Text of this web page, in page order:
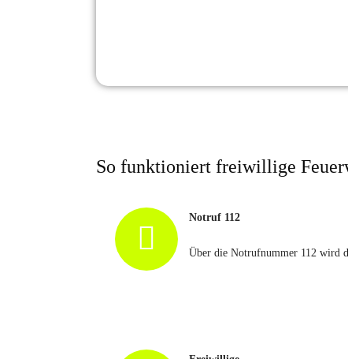
So funktioniert freiwillige
Notruf 112
Über die Notrufnummer 112 wird